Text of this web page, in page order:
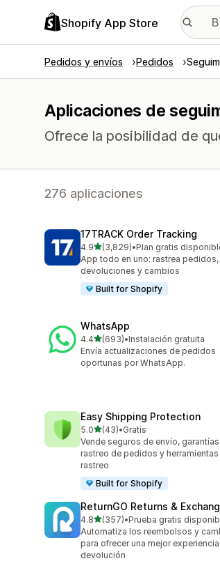
Shopify App Store
Pedidos y envíos Pedidos
Aplicaciones de
Ofrece la posibilidad de
276 aplicaciones
17TRACK Order Tracking
4.9de 5 estrellas
(3,829)
3829 reseñas en total
•Plan gratis
App todo en uno: rastrea pedidos,
devoluciones y cambios
Built for Shopify
WhatsApp
4.4de 5 estrellas
(693)
693 reseñas en total
•Instalación gratuita
Envía actualizaciones de pedidos
oportunas por WhatsApp.
Easy Shipping Protection
5.0de 5 estrellas
(43)
43 reseñas en total
•Gratis
Vende seguros de envío,
rastreo de pedidos y
rastreo
Built for Shopify
ReturnGO Returns &
4.8de 5 estrellas
(357)
357 reseñas en total
•Prueba gratis
Automatiza los reembolsos y
para ofrecer una mejor
devolución